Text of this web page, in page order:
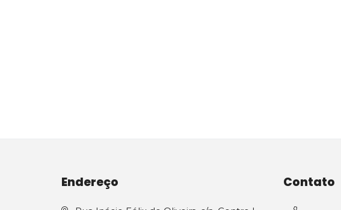
Endereço Contato